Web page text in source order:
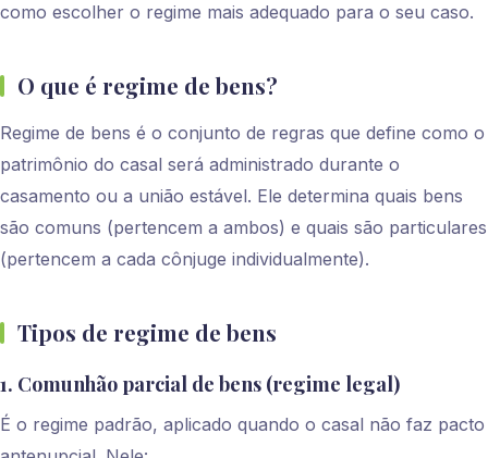
como escolher o regime mais adequado para o seu caso.
O que é regime de bens?
Regime de bens é o conjunto de regras que define como o
patrimônio do casal será administrado durante o
casamento ou a união estável. Ele determina quais bens
são comuns (pertencem a ambos) e quais são particulares
(pertencem a cada cônjuge individualmente).
Tipos de regime de bens
1. Comunhão parcial de bens (regime legal)
É o regime padrão, aplicado quando o casal não faz pacto